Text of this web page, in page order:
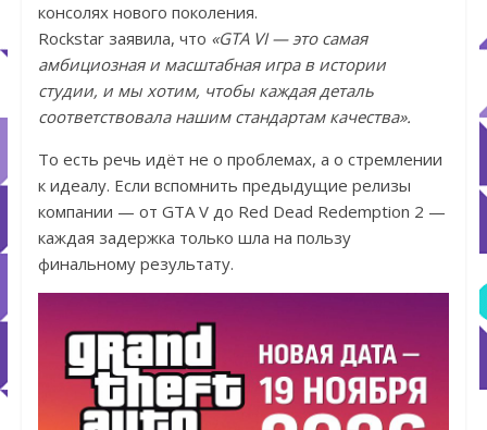
консолях нового поколения.
Rockstar заявила, что «GTA VI — это самая
амбициозная и масштабная игра в истории
студии, и мы хотим, чтобы каждая деталь
соответствовала нашим стандартам качества».
То есть речь идёт не о проблемах, а о стремлении
к идеалу. Если вспомнить предыдущие релизы
компании — от GTA V до Red Dead Redemption 2 —
каждая задержка только шла на пользу
финальному результату.